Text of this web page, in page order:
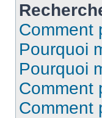
Comment
Pourquoi
Pourquoi
Comment
Comment